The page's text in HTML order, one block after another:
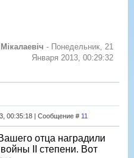
Мікалаевіч - Понедельник, 21
Января 2013, 00:29:32
00:35:18 | Сообщение # 11
отца наградили
II степени. Вот